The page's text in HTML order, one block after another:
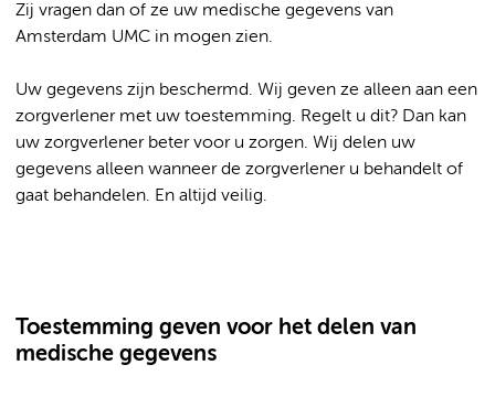
Zij vragen dan of ze uw medische gegevens van
Amsterdam UMC in mogen zien.
Uw gegevens zijn beschermd. Wij geven ze alleen aan een
zorgverlener met uw toestemming. Regelt u dit? Dan kan
uw zorgverlener beter voor u zorgen. Wij delen uw
gegevens alleen wanneer de zorgverlener u behandelt of
gaat behandelen. En altijd veilig.
Toestemming geven voor het delen van
medische gegevens